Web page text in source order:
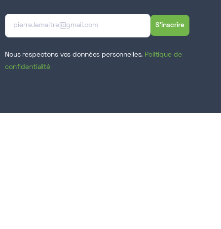
Nous respectons vos données personnelles. Politique de
confidentialité